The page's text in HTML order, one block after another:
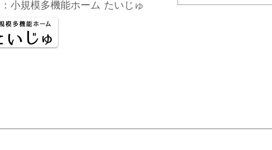
小規模多機能ホーム たいじゅ